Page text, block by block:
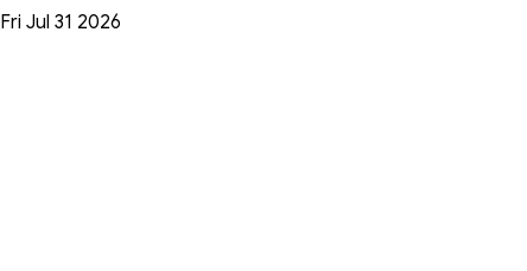
Fri Jul 31 2026